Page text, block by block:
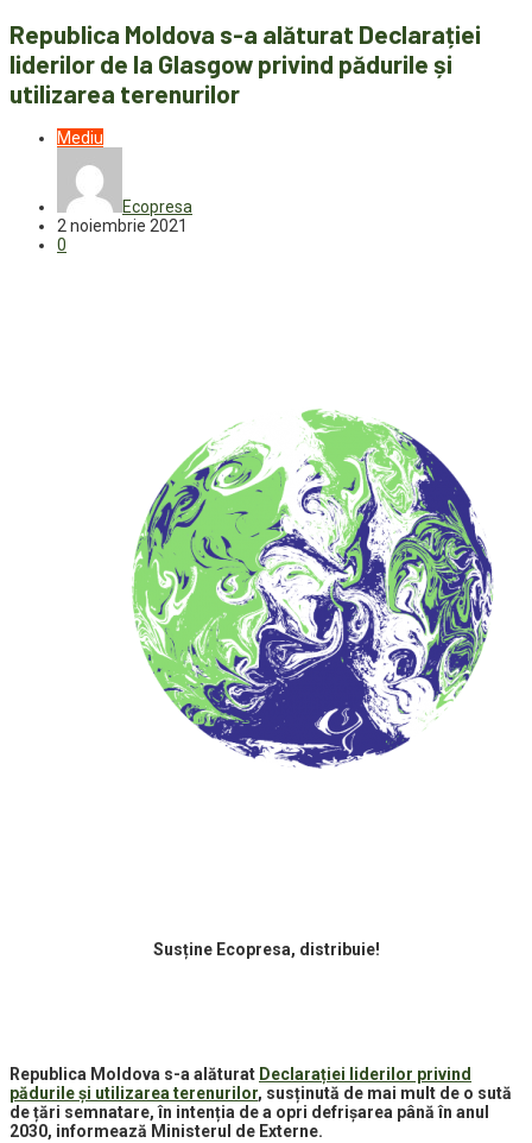
Republica Moldova s-a alăturat Declarației
liderilor de la Glasgow privind pădurile și
utilizarea terenurilor
Mediu
Ecopresa
2 noiembrie 2021
0
Susține Ecopresa, distribuie!
Republica Moldova s-a alăturat Declarației liderilor privind
pădurile și utilizarea terenurilor, susținută de mai mult de o sută
de țări semnatare, în intenția de a opri defrișarea până în anul
2030, informează Ministerul de Externe.